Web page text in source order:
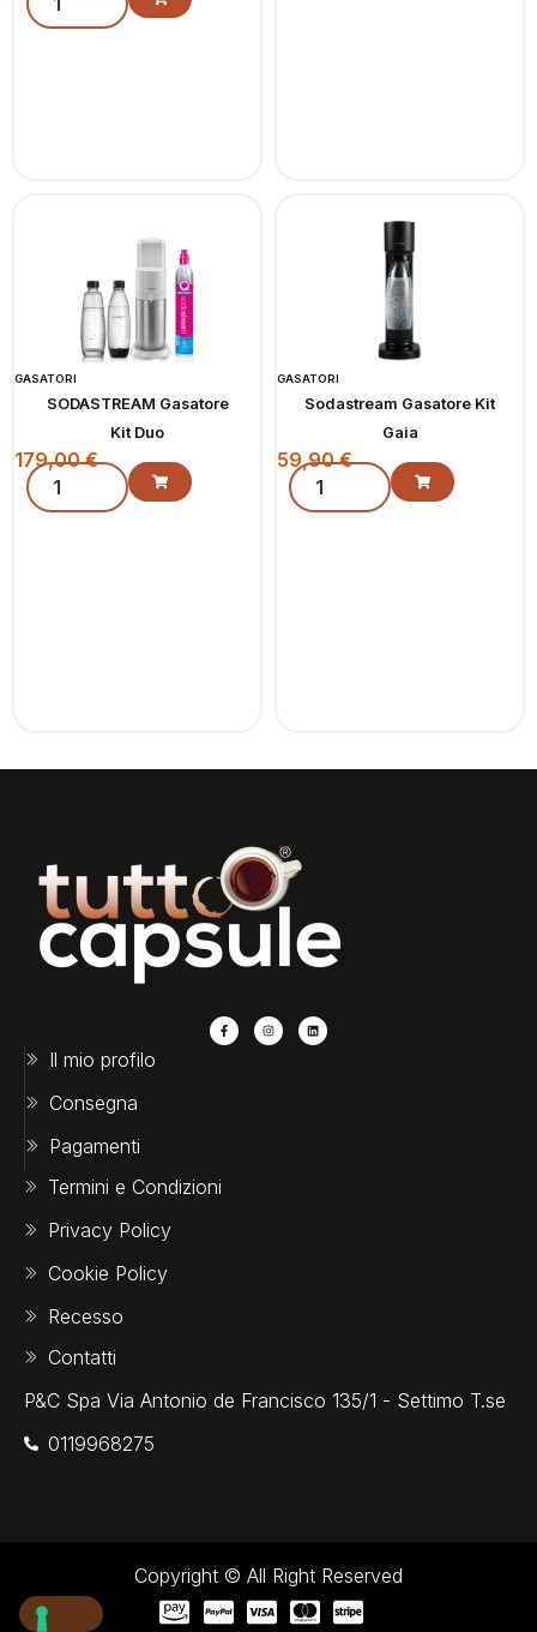
GASATORI
SODASTREAM Gasatore
Kit Duo
179,00€
GASATORI
Sodastream Gasatore Kit
Gaia
59,90€
Il mio profilo
Consegna
Pagamenti
Termini e Condizioni
Privacy Policy
Cookie Policy
Recesso
Contatti
P&C Spa Via Antonio de Francisco 135/1 - Settimo T.se
0119968275‬
Copyright © All Right Reserved